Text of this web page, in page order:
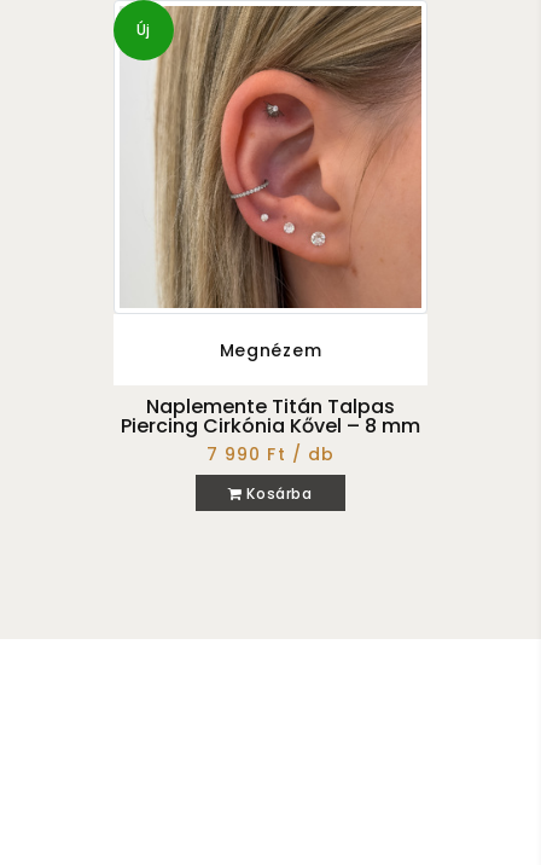
Új
Megnézem
Naplemente Titán Talpas
Piercing Cirkónia Kővel – 8 mm
7 990 Ft / db
Kosárba